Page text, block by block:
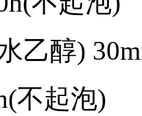
乙醇)
不起泡)